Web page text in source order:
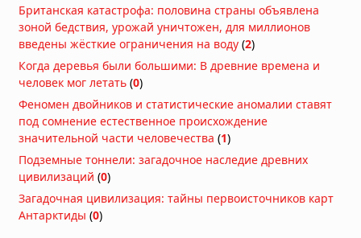
Британская катастрофа: половина страны объявлена
зоной бедствия, урожай уничтожен, для миллионов
введены жёсткие ограничения на воду (2)
Когда деревья были большими: В древние времена и
человек мог летать (0)
Феномен двойников и статистические аномалии ставят
под сомнение естественное происхождение
значительной части человечества (1)
Подземные тоннели: загадочное наследие древних
цивилизаций (0)
Загадочная цивилизация: тайны первоисточников карт
Антарктиды (0)